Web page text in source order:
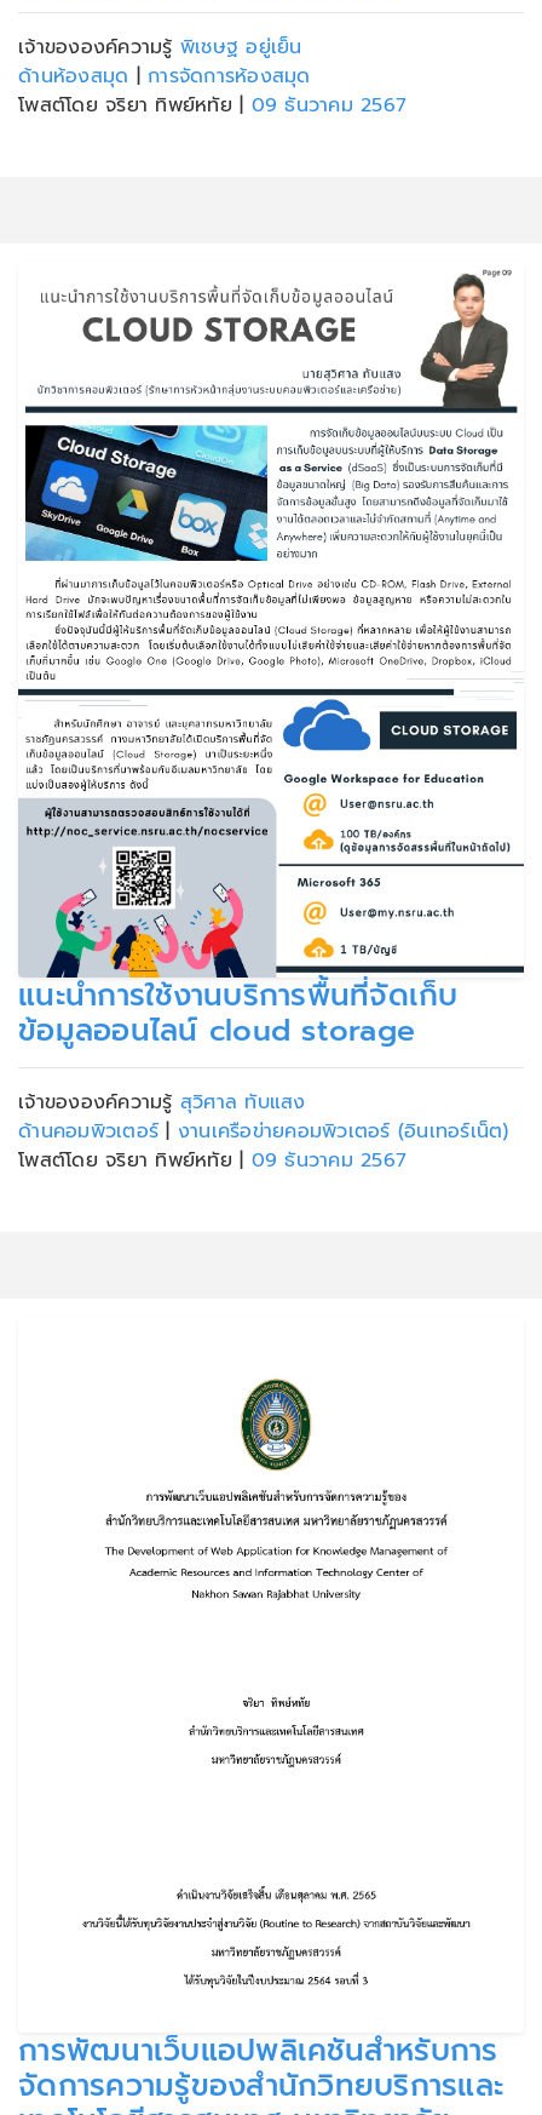
เจ้าขององค์ความรู้ พิเชษฐ อยู่เย็น
ด้านห้องสมุด | การจัดการห้องสมุด
โพสต์โดย จริยา ทิพย์หทัย | 09 ธันวาคม 2567
แนะนําการใช้งานบริการพื้นที่จัดเก็บ
ข้อมูลออนไลน์ cloud storage
เจ้าขององค์ความรู้ สุวิศาล ทับแสง
ด้านคอมพิวเตอร์| งานเครือข่ายคอมพิวเตอร์ (อินเทอร์เน็ต)
โพสต์โดย จริยา ทิพย์หทัย | 09 ธันวาคม 2567
การพัฒนาเว็บแอปพลิเคชันสำหรับการ
จัดการความรู้ของสํานักวิทยบริการและ